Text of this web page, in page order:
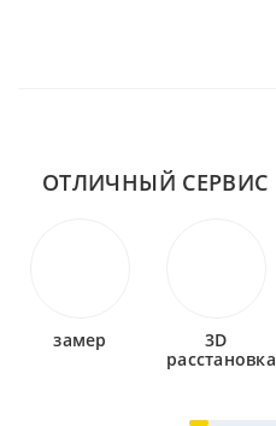
ОТЛИЧНЫЙ СЕРВИС
замер
3D
расстановка